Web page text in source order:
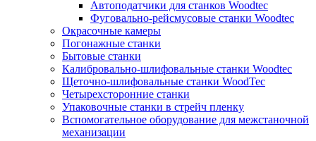
Автоподатчики для станков Woodtec
Фуговально-рейсмусовые станки Woodtec
Окрасочные камеры
Погонажные станки
Бытовые станки
Калибровально-шлифовальные станки Woodtec
Щеточно-шлифовальные станки WoodTec
Четырехсторонние станки
Упаковочные станки в стрейч пленку
Вспомогательное оборудование для межстаночной
механизации